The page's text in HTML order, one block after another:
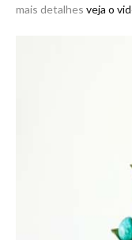
mais detalhes veja o